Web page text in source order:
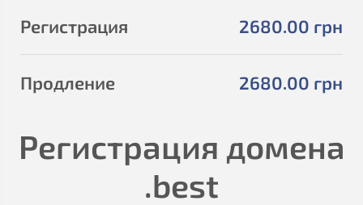
2680.00 грн
Регистрация
2680.00 грн
Продление
Регистрация домена
.best